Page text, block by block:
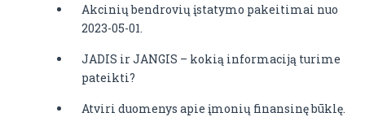
Akcinių bendrovių įstatymo pakeitimai nuo
2023-05-01.
JADIS ir JANGIS – kokią informaciją turime
pateikti?
Atviri duomenys apie įmonių finansinę būklę.